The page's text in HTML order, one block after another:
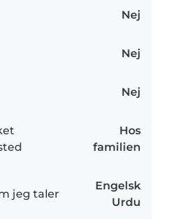
Nej
Nej
Nej
Hos
familien
jeg taler
Engelsk
Urdu